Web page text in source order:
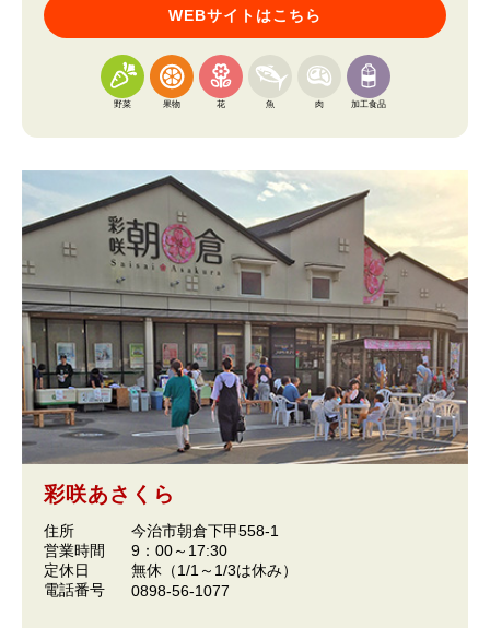
WEBサイトはこちら
野菜 果物 花 魚 肉 加工食品
彩咲あさくら
住所
今治市朝倉下甲558-1
営業時間
9：00～17:30
定休日
無休（1/1～1/3は休み）
電話番号
0898-56-1077